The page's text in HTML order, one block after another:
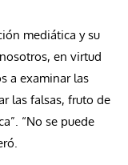
mediática y su
en virtud
a examinar las
las falsas, fruto de
“No se puede